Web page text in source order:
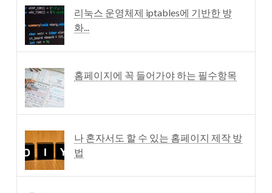
리눅스 운영체제 iptables에 기반한 방
화...
홈페이지에 꼭 들어가야 하는 필수항목
나 혼자서도 할 수 있는 홈페이지 제작 방
법